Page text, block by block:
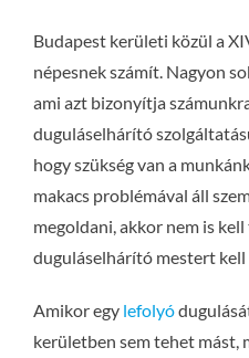
Budapest kerületi közül a
népesnek számít. Nagyon
ami azt bizonyítja
duguláselhárító
hogy szükség van a
makacs problémával áll
megoldani, akkor nem is
duguláselhárító mestert kell
Amikor egy lefolyó
kerületben sem tehet mást,